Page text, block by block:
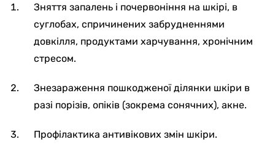
Зняття запалень і почервоніння на шкірі, в
суглобах, спричинених забрудненнями
довкілля, продуктами харчування, хронічним
стресом.
Знезараження пошкодженої ділянки шкіри в
разі порізів, опіків (зокрема сонячних), акне.
Профілактика антивікових змін шкіри.